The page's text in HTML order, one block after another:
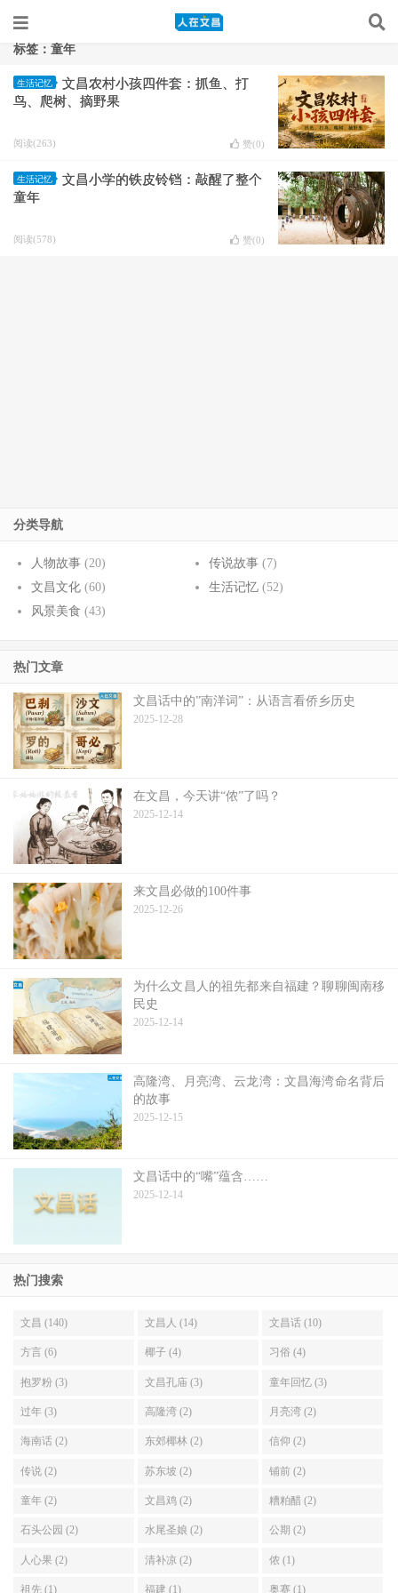
标签：童年
生活记忆
文昌农村小孩四件套：抓鱼、打
鸟、爬树、摘野果
阅读(263) 赞(0)
生活记忆
文昌小学的铁皮铃铛：敲醒了整个
童年
阅读(578) 赞(0)
分类导航
人物故事 (20) 传说故事(7)
文昌文化 (60) 生活记忆(52)
风景美食 (43)
热门文章
文昌话中的”南洋词”：从语言看侨乡历史
2025-12-28
在文昌，今天讲“侬”了吗？
2025-12-14
来文昌必做的100件事
2025-12-26
为什么文昌人的祖先都来自福建？聊聊闽南移
民史
2025-12-14
高隆湾、月亮湾、云龙湾：文昌海湾命名背后
的故事
2025-12-15
文昌话中的“嘴”蕴含……
2025-12-14
热门搜索
文昌 (140) 文昌人 (14) 文昌话 (10)
方言 (6) 椰子 (4) 习俗 (4)
抱罗粉 (3) 文昌孔庙 (3) 童年回忆 (3)
过年 (3) 高隆湾 (2) 月亮湾 (2)
海南话 (2) 东郊椰林 (2) 信仰 (2)
传说 (2) 苏东坡 (2) 铺前 (2)
童年 (2) 文昌鸡 (2) 糟粕醋 (2)
石头公园 (2) 水尾圣娘 (2) 公期 (2)
人心果 (2) 清补凉 (2) 侬 (1)
祖先 (1) 福建 (1) 奥赛 (1)